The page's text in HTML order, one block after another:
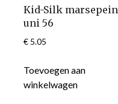
Kid-Silk marsepein
uni 56
€5.05
Toevoegen aan
winkelwagen